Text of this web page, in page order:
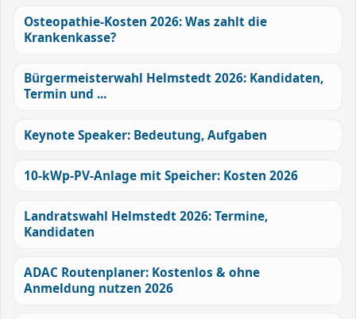
Osteopathie-Kosten 2026: Was zahlt die
Krankenkasse?
Bürgermeisterwahl Helmstedt 2026: Kandidaten,
Termin und ...
Keynote Speaker: Bedeutung, Aufgaben
10-kWp-PV-Anlage mit Speicher: Kosten 2026
Landratswahl Helmstedt 2026: Termine,
Kandidaten
ADAC Routenplaner: Kostenlos & ohne
Anmeldung nutzen 2026